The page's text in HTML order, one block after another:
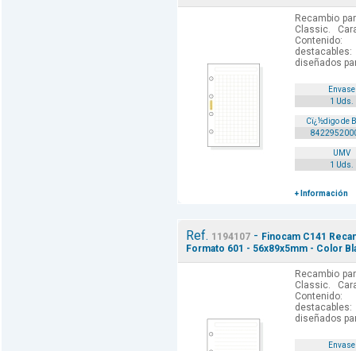
Recambio
Classic.
diseñados
Envase
1 Uds.
Cï¿½digo de
UMV
1 Uds.
+ Información
Ref. 1194107- Finocam C141
Formato 601 - 56x89x5mm - Color
Recambio
Classic.
diseñados
Envase